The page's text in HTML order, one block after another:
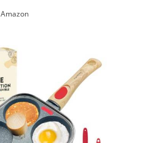
Amazon